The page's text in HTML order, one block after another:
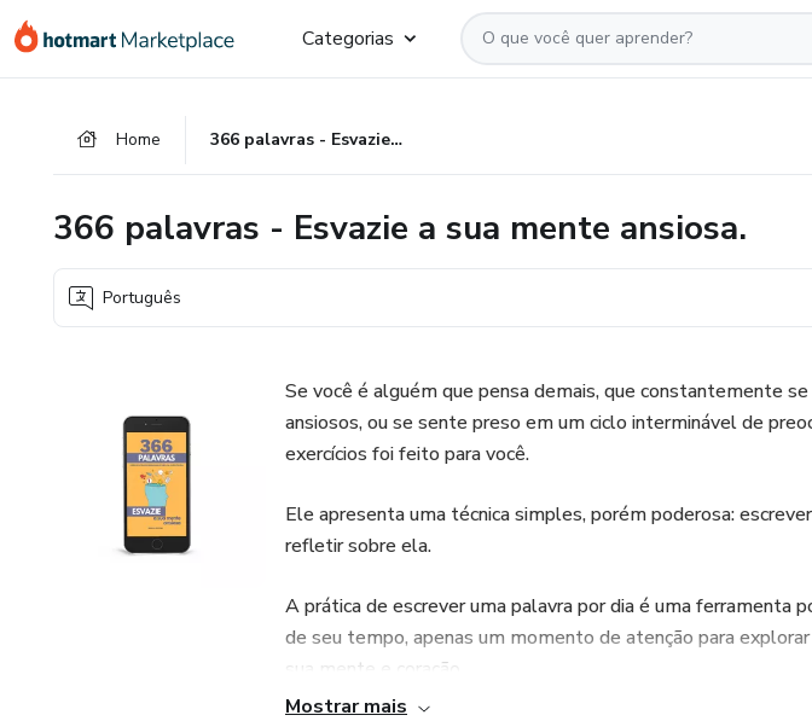
para
para
para
Categorias
Home 366 palavras - Esvazie a sua mente ansiosa.
366 palavras - Esvazie a sua mente ansiosa.
Português
Se você é alguém que pensa demais, que constantemente
ansiosos, ou se sente preso em um ciclo interminável de
exercícios foi feito para você.
Ele apresenta uma técnica simples, porém poderosa:
refletir sobre ela.
A prática de escrever uma palavra por dia é uma ferramenta
de seu tempo, apenas um momento de atenção para
sua mente e coração.
Mostrar mais